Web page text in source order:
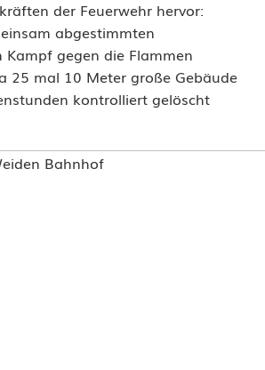
der Feuerwehr hervor:
abgestimmten
gegen die Flammen
25 mal 10 Meter große Gebäude
kontrolliert gelöscht